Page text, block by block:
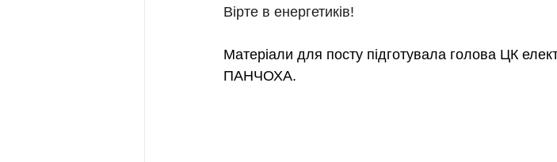
Вірте в енергетиків!
Матеріали для посту підготувала голова ЦК
ПАНЧОХА.